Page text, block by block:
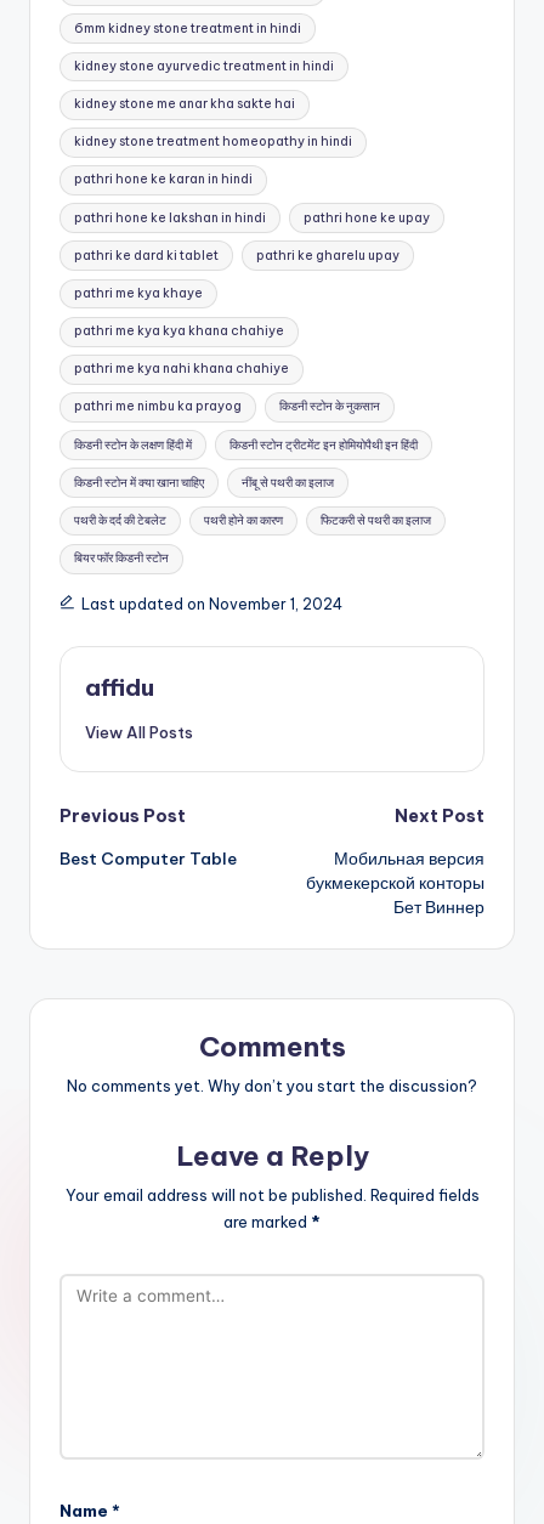
6mm kidney stone treatment in hindi
kidney stone ayurvedic treatment in hindi
kidney stone me anar kha sakte hai
kidney stone treatment homeopathy in hindi
pathri hone ke karan in hindi
pathri hone ke lakshan in hindi pathri hone ke upay
pathri ke dard ki tablet pathri ke gharelu upay
pathri me kya khaye
pathri me kya kya khana chahiye
pathri me kya nahi khana chahiye
pathri me nimbu ka prayog किडनी स्टोन के नुकसान
किडनी स्टोन के लक्षण हिंदी में किडनी स्टोन ट्रीटमेंट इन होमियोपैथी इन हिंदी
किडनी स्टोन में क्या खाना चाहिए नींबू से पथरी का इलाज
पथरी के दर्द की टेबलेट पथरी होने का कारण फिटकरी से पथरी का इलाज
बियर फॉर किडनी स्टोन
Last updated on November 1, 2024
affidu
View All Posts
Post
navigation
Previous Post
Best Computer Table
Next Post
Мобильная версия
букмекерской конторы
Бет Виннер
Comments
No comments yet. Why don’t you start the discussion?
Leave a Reply
Your email address will not be published. Required fields
are marked *
Name *